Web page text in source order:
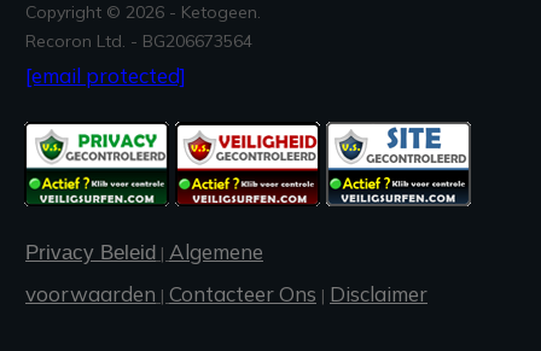
Copyright © 2026 - Ketogeen.
Recoron Ltd. - BG206673564
[email protected]
Privacy Beleid | Algemene
voorwaarden | Contacteer Ons | Disclaimer